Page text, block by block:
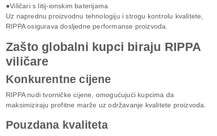
●Viličari s litij-ionskim baterijama
Uz naprednu proizvodnu tehnologiju i strogu kontrolu kvalitete,
RIPPA osigurava dosljedne performanse proizvoda.
Zašto globalni kupci biraju RIPPA
viličare
Konkurentne cijene
RIPPA nudi tvorničke cijene, omogućujući kupcima da
maksimiziraju profitne marže uz održavanje kvalitete proizvoda.
Pouzdana kvaliteta